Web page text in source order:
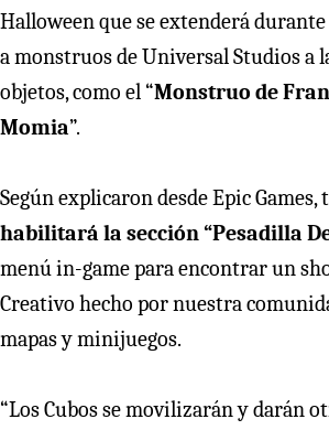
Halloween que se extenderá
a monstruos de Universal Studios a
objetos, como el “Monstruo de
Momia”.
Según explicaron desde Epic Games,
habilitará la sección “Pesadilla
menú in-game para encontrar un
Creativo hecho por nuestra
mapas y minijuegos.
“Los Cubos se movilizarán y darán